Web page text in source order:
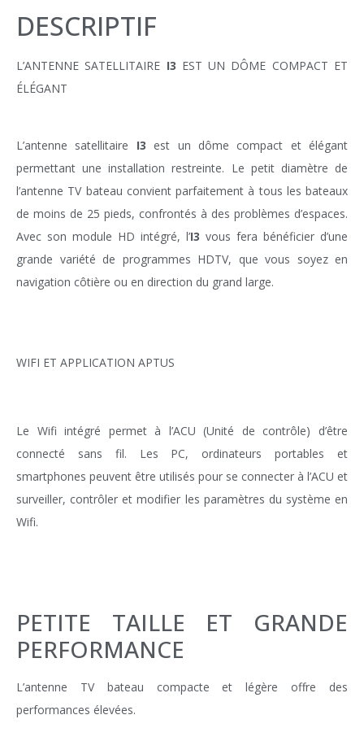
DESCRIPTIF
L’ANTENNE SATELLITAIRE I3 EST UN DÔME COMPACT ET
ÉLÉGANT
L’antenne satellitaire I3 est un dôme compact et élégant
permettant une installation restreinte. Le petit diamètre de
l’antenne TV bateau convient parfaitement à tous les bateaux
de moins de 25 pieds, confrontés à des problèmes d’espaces.
Avec son module HD intégré, l’I3 vous fera bénéficier d’une
grande variété de programmes HDTV, que vous soyez en
navigation côtière ou en direction du grand large.
WIFI ET APPLICATION APTUS
Le Wifi intégré permet à l’ACU (Unité de contrôle) d’être
connecté sans fil. Les PC, ordinateurs portables et
smartphones peuvent être utilisés pour se connecter à l’ACU et
surveiller, contrôler et modifier les paramètres du système en
Wifi.
PETITE TAILLE ET GRANDE
PERFORMANCE
L’antenne TV bateau compacte et légère offre des
performances élevées.